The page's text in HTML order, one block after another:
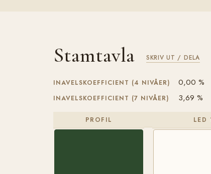
Stamtavla SKRIV UT / DELA
INAVELSKOEFFICIENT (4 NIVÅER) 0,00 %
INAVELSKOEFFICIENT (7 NIVÅER) 3,69 %
PROFIL LED